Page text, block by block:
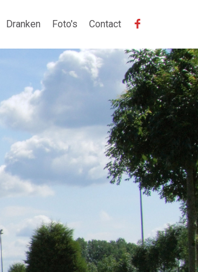
Dranken Foto's Contact